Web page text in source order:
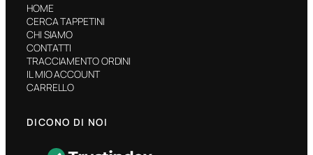
HOME
CERCA TAPPETINI
CHI SIAMO
CONTATTI
TRACCIAMENTO ORDINI
IL MIO ACCOUNT
CARRELLO
DICONO DI NOI